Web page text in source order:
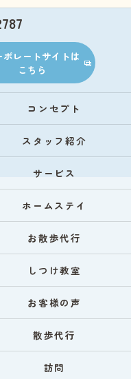
ポレートサイトは
こちら
コンセプト
スタッフ紹介
サービス
ホームステイ
お散歩代行
しつけ教室
お客様の声
散歩代行
訪問